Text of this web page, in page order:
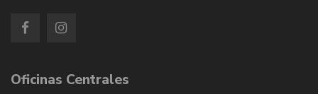
Oficinas Centrales